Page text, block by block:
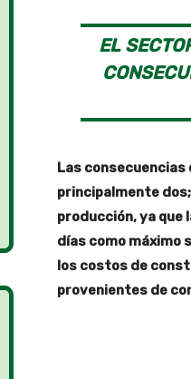
EL
Las consecuencias
principalmente
producción, ya que
días como máximo
los costos de
provenientes de